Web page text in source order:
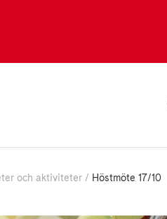
och aktiviteter Höstmöte 17/10